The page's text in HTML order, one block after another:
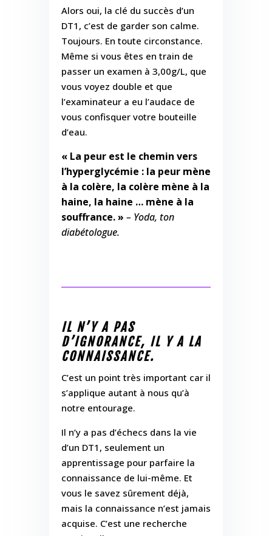
Alors oui, la clé du succès d’un
DT1, c’est de garder son calme.
Toujours. En toute circonstance.
Même si vous êtes en train de
passer un examen à 3,00g/L, que
vous voyez double et que
l’examinateur a eu l’audace de
vous confisquer votre bouteille
d’eau.
« La peur est le chemin vers
l’hyperglycémie : la peur mène
à la colère, la colère mène à la
haine, la haine … mène à la
souffrance. » – Yoda, ton
diabétologue.
IL N’Y A PAS
D’IGNORANCE, IL Y A LA
CONNAISSANCE.
C’est un point très important car il
s’applique autant à nous qu’à
notre entourage.
Il n’y a pas d’échecs dans la vie
d’un DT1, seulement un
apprentissage pour parfaire la
connaissance de lui-même. Et
vous le savez sûrement déjà,
mais la connaissance n’est jamais
acquise. C’est une recherche